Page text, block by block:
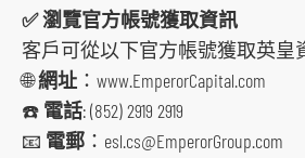
✅ 瀏覽官方帳號獲取資訊
客戶可從以下官方帳號獲取英皇
🌐網址 ：www.EmperorCapital.com
☎️ 電話: (852) 2919 2919
📧 電郵 ：esl.cs@EmperorGroup.com